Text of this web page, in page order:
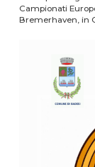
Campionati
Bremerhaven, in